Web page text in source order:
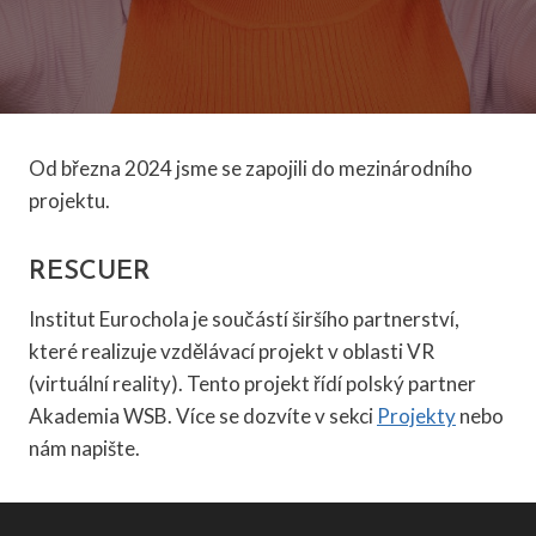
Od března 2024 jsme se zapojili do mezinárodního
projektu.
RESCUER
Institut Eurochola je součástí širšího partnerství,
které realizuje vzdělávací projekt v oblasti VR
(virtuální reality). Tento projekt řídí polský partner
Akademia WSB. Více se dozvíte v sekci Projektynebo
nám napište.